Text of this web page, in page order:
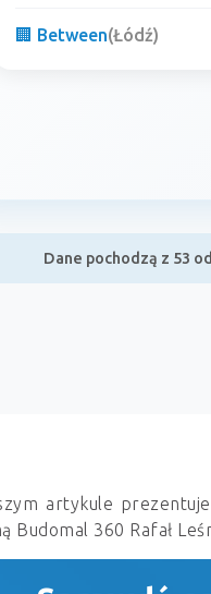
🏢 Between(Łódź)
Dane pochodzą z 53
artykule
Budomal 360 Rafał